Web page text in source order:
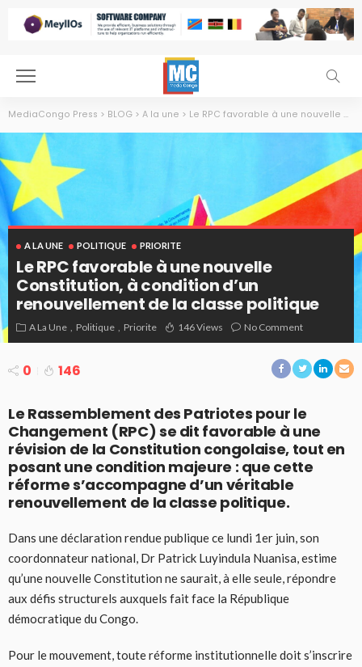
MediaCongo Press > BLOG > A la une > Le RPC favorable à une nouvelle Constitution, à condition d’un renouvellement de la classe politique
A LA UNE POLITIQUE PRIORITE
Le RPC favorable à une nouvelle
Constitution, à condition d’un
renouvellement de la classe politique
A La Une Politique Priorite 146 Views No Comment
Constitution de la RDC, juin 2016 à Kinshasa. Radio Okapi/Ph. John Bompengo
0 146
Le Rassemblement des Patriotes pour le
Changement (RPC) se dit favorable à une
révision de la Constitution congolaise, tout en
posant une condition majeure : que cette
réforme s’accompagne d’un véritable
renouvellement de la classe politique.
Dans une déclaration rendue publique ce lundi 1er juin, son
coordonnateur national, Dr Patrick Luyindula Nuanisa, estime
qu’une nouvelle Constitution ne saurait, à elle seule, répondre
aux défis structurels auxquels fait face la République
démocratique du Congo.
Pour le mouvement, toute réforme institutionnelle doit s’inscrire